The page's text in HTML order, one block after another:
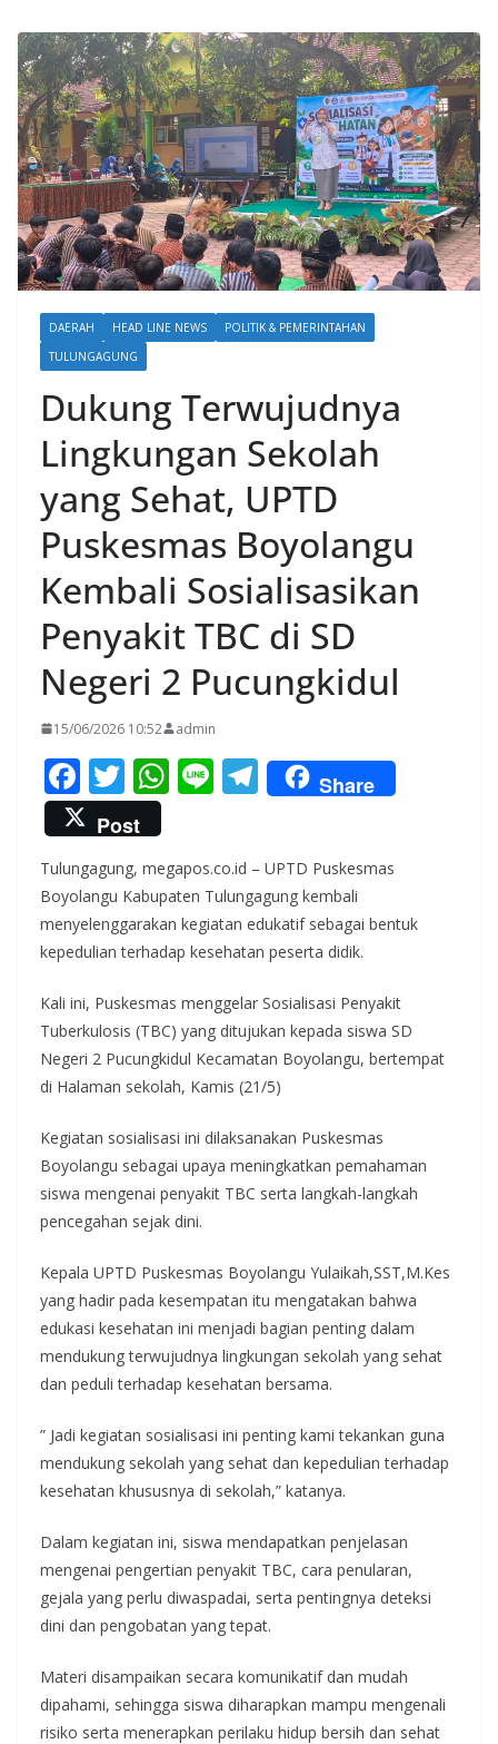
DAERAH HEAD LINE NEWS
POLITIK & PEMERINTAHAN
TULUNGAGUNG
Dukung Terwujudnya
Lingkungan Sekolah
yang Sehat, UPTD
Puskesmas Boyolangu
Kembali Sosialisasikan
Penyakit TBC di SD
Negeri 2 Pucungkidul
15/06/2026 10:52 admin
F
ac
e
b
o
o
k
T
w
itt
er
W
s
A
p
p
Li T
el
gr
a
m
Share
Post
Tulungagung, megapos.co.id – UPTD Puskesmas
Boyolangu Kabupaten Tulungagung kembali
menyelenggarakan kegiatan edukatif sebagai bentuk
kepedulian terhadap kesehatan peserta didik.
Kali ini, Puskesmas menggelar Sosialisasi Penyakit
Tuberkulosis (TBC) yang ditujukan kepada siswa SD
Negeri 2 Pucungkidul Kecamatan Boyolangu, bertempat
di Halaman sekolah, Kamis (21/5)
Kegiatan sosialisasi ini dilaksanakan Puskesmas
Boyolangu sebagai upaya meningkatkan pemahaman
siswa mengenai penyakit TBC serta langkah-langkah
pencegahan sejak dini.
Kepala UPTD Puskesmas Boyolangu Yulaikah,SST,M.Kes
yang hadir pada kesempatan itu mengatakan bahwa
edukasi kesehatan ini menjadi bagian penting dalam
mendukung terwujudnya lingkungan sekolah yang sehat
dan peduli terhadap kesehatan bersama.
” Jadi kegiatan sosialisasi ini penting kami tekankan guna
mendukung sekolah yang sehat dan kepedulian terhadap
kesehatan khususnya di sekolah,” katanya.
Dalam kegiatan ini, siswa mendapatkan penjelasan
mengenai pengertian penyakit TBC, cara penularan,
gejala yang perlu diwaspadai, serta pentingnya deteksi
dini dan pengobatan yang tepat.
Materi disampaikan secara komunikatif dan mudah
dipahami, sehingga siswa diharapkan mampu mengenali
risiko serta menerapkan perilaku hidup bersih dan sehat